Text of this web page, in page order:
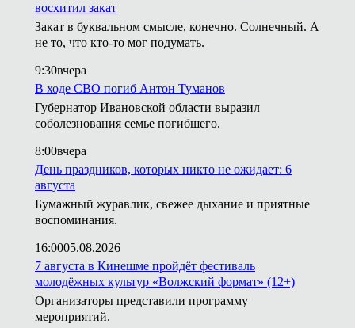
восхитил закат
Закат в буквальном смысле, конечно. Солнечный. А
не то, что кто-то мог подумать.
9:30вчера
В ходе СВО погиб Антон Туманов
Губернатор Ивановской области выразил
соболезнования семье погибшего.
8:00вчера
День праздников, которых никто не ожидает: 6
августа
Бумажный журавлик, свежее дыхание и приятные
воспоминания.
16:0005.08.2026
7 августа в Кинешме пройдёт фестиваль
молодёжных культур «Волжский формат» (12+)
Организаторы представили программу
мероприятий.